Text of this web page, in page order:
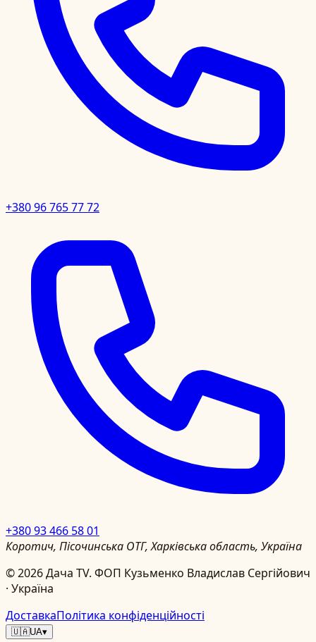
+380 96 765 77 72
+380 93 466 58 01
Коротич, Пісочинська ОТГ, Харківська область, Україна
©2026Дача TV. ФОП Кузьменко Владислав Сергійович
· Україна
ДоставкаПолітика конфіденційності
🇺🇦UA▾